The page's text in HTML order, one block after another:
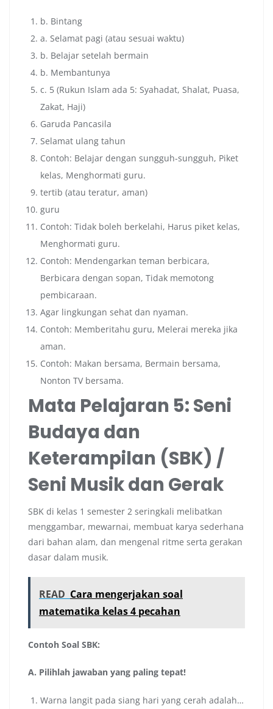
b. Bintang
a. Selamat pagi (atau sesuai waktu)
b. Belajar setelah bermain
b. Membantunya
c. 5 (Rukun Islam ada 5: Syahadat, Shalat, Puasa,
Zakat, Haji)
Garuda Pancasila
Selamat ulang tahun
Contoh: Belajar dengan sungguh-sungguh, Piket
kelas, Menghormati guru.
tertib (atau teratur, aman)
guru
Contoh: Tidak boleh berkelahi, Harus piket kelas,
Menghormati guru.
Contoh: Mendengarkan teman berbicara,
Berbicara dengan sopan, Tidak memotong
pembicaraan.
Agar lingkungan sehat dan nyaman.
Contoh: Memberitahu guru, Melerai mereka jika
aman.
Contoh: Makan bersama, Bermain bersama,
Nonton TV bersama.
Mata Pelajaran 5: Seni
Budaya dan
Keterampilan (SBK) /
Seni Musik dan Gerak
SBK di kelas 1 semester 2 seringkali melibatkan
menggambar, mewarnai, membuat karya sederhana
dari bahan alam, dan mengenal ritme serta gerakan
dasar dalam musik.
READ Cara mengerjakan soal
matematika kelas 4 pecahan
Contoh Soal SBK:
A. Pilihlah jawaban yang paling tepat!
Warna langit pada siang hari yang cerah adalah…